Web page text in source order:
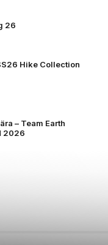
26
Hike Collection
– Team Earth
2026